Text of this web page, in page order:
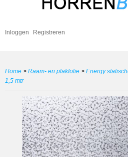
Inloggen Registreren
Home > Raam- en plakfolie > Energy
1,5 mtr